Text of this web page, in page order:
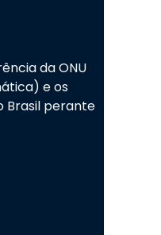
da ONU
e os
Brasil perante